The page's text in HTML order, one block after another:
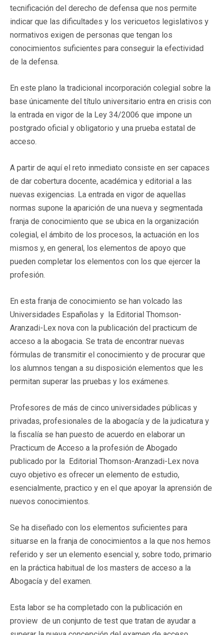
tecnificación del derecho de defensa que nos permite
indicar que las dificultades y los vericuetos legislativos y
normativos exigen de personas que tengan los
conocimientos suficientes para conseguir la efectividad
de la defensa.
En este plano la tradicional incorporación colegial sobre la
base únicamente del título universitario entra en crisis con
la entrada en vigor de la Ley 34/2006 que impone un
postgrado oficial y obligatorio y una prueba estatal de
acceso.
A partir de aquí el reto inmediato consiste en ser capaces
de dar cobertura docente, académica y editorial a las
nuevas exigencias. La entrada en vigor de aquellas
normas supone la aparición de una nueva y segmentada
franja de conocimiento que se ubica en la organización
colegial, el ámbito de los procesos, la actuación en los
mismos y, en general, los elementos de apoyo que
pueden completar los elementos con los que ejercer la
profesión.
En esta franja de conocimiento se han volcado las
Universidades Españolas y la Editorial Thomson-
Aranzadi-Lex nova con la publicación del practicum de
acceso a la abogacia. Se trata de encontrar nuevas
fórmulas de transmitir el conocimiento y de procurar que
los alumnos tengan a su disposición elementos que les
permitan superar las pruebas y los exámenes.
Profesores de más de cinco universidades públicas y
privadas, profesionales de la abogacía y de la judicatura y
la fiscalía se han puesto de acuerdo en elaborar un
Practicum de Acceso a la profesión de Abogado
publicado por la Editorial Thomson-Aranzadi-Lex nova
cuyo objetivo es ofrecer un elemento de estudio,
esencialmente, practico y en el que apoyar la aprensión de
nuevos conocimientos.
Se ha diseñado con los elementos suficientes para
situarse en la franja de conocimientos a la que nos hemos
referido y ser un elemento esencial y, sobre todo, primario
en la práctica habitual de los masters de acceso a la
Abogacía y del examen.
Esta labor se ha completado con la publicación en
proview de un conjunto de test que tratan de ayudar a